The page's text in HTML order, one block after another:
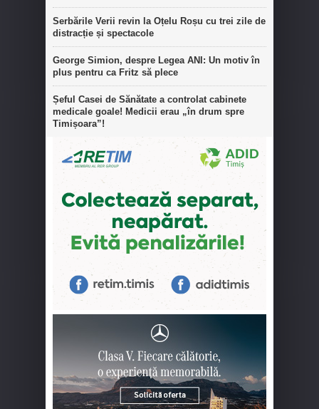
Serbările Verii revin la Oțelu Roșu cu trei zile de
distracție și spectacole
George Simion, despre Legea ANI: Un motiv în
plus pentru ca Fritz să plece
Șeful Casei de Sănătate a controlat cabinete
medicale goale! Medicii erau „în drum spre
Timișoara”!